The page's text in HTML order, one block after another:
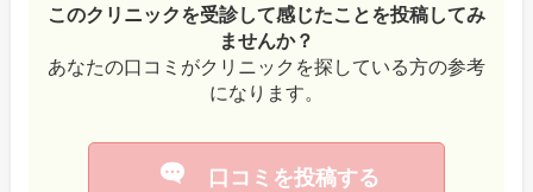
このクリニックを受診して感じたことを投稿してみ
ませんか？
あなたの口コミがクリニックを探している方の参考
になります。
口コミを投稿する